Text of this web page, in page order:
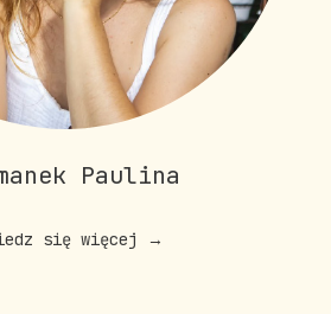
Paulina
się więcej